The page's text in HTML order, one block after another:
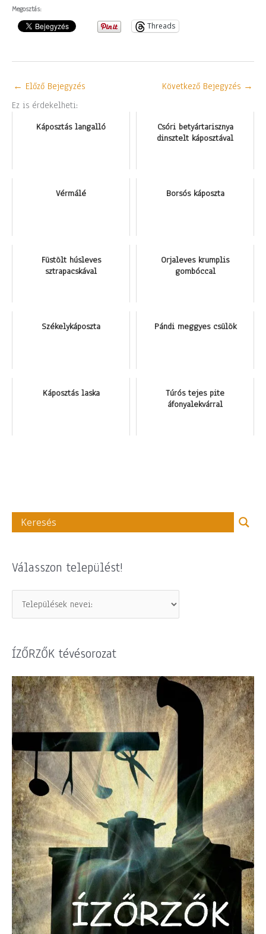
Megosztás:
Threads
← Előző Bejegyzés Következő Bejegyzés →
Ez is érdekelheti:
Káposztás langalló
Csóri betyártarisznya
dinsztelt káposztával
Vérmálé Borsós káposzta
Füstölt húsleves
sztrapacskával
Orjaleves krumplis
gombóccal
Székelykáposzta Pándi meggyes csülök
Káposztás laska
Túrós tejes pite
áfonyalekvárral
Válasszon települést!
ÍZŐRZŐK tévésorozat